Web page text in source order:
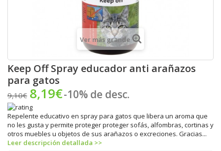
Ver más grande
Keep Off Spray educador anti arañazos
para gatos
9,10€ 8,19€-10% de desc.
Repelente educativo en spray para gatos que libera un aroma que
no les gusta y permite proteger proteger sofás, alfombras, cortinas y
otros muebles u objetos de sus arañazos o excreciones. Gracias...
Leer descripción detallada >>